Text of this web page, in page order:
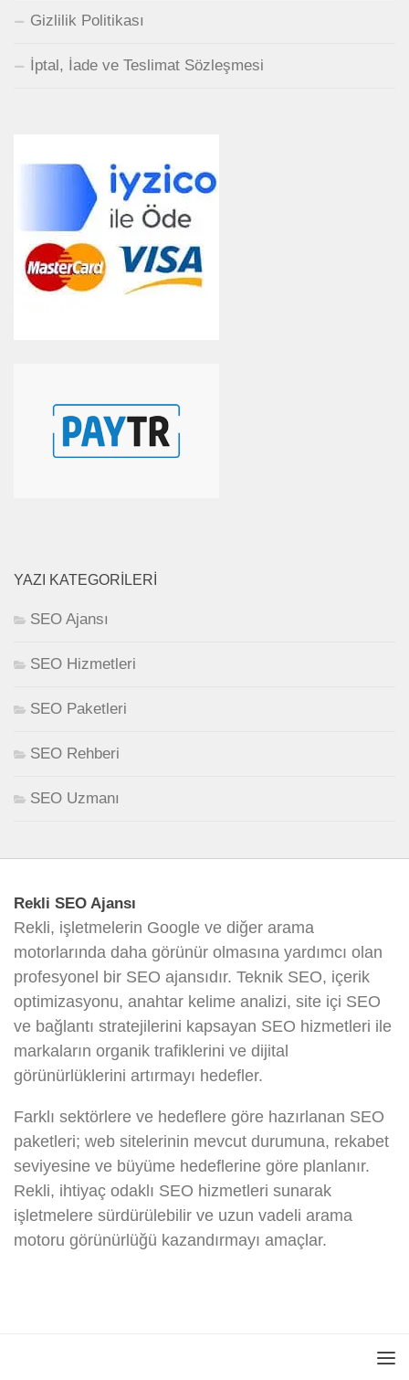
Gizlilik Politikası
İptal, İade ve Teslimat Sözleşmesi
YAZI KATEGORILERI
SEO Ajansı
SEO Hizmetleri
SEO Paketleri
SEO Rehberi
SEO Uzmanı
Rekli SEO Ajansı
Rekli, işletmelerin Google ve diğer arama
motorlarında daha görünür olmasına yardımcı olan
profesyonel bir SEO ajansıdır. Teknik SEO, içerik
optimizasyonu, anahtar kelime analizi, site içi SEO
ve bağlantı stratejilerini kapsayan SEO hizmetleri ile
markaların organik trafiklerini ve dijital
görünürlüklerini artırmayı hedefler.
Farklı sektörlere ve hedeflere göre hazırlanan SEO
paketleri; web sitelerinin mevcut durumuna, rekabet
seviyesine ve büyüme hedeflerine göre planlanır.
Rekli, ihtiyaç odaklı SEO hizmetleri sunarak
işletmelere sürdürülebilir ve uzun vadeli arama
motoru görünürlüğü kazandırmayı amaçlar.